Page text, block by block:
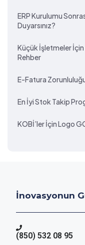
ERP Kurulumu
Duyarsınız?
Küçük İşletmeler İçin
Rehber
E-Fatura
En İyi Stok Takip
KOBİ’ler İçin Logo
İnovasyonun
(850) 532 08 95